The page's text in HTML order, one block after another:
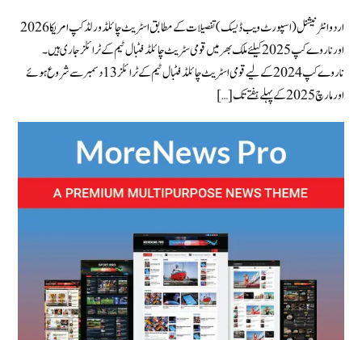
اردو انٹرنیشنل (اسپورٹ ویب ڈیسک) تفصیلات کے مطابق اسٹریٹ چائلڈ ورلڈ کپ امریکا 2026
اور ناروے کپ 2025 کیلئے ملک بھر میں قومی سٹریٹ چائلڈ فٹبال ٹیم کے ٹرائلز جاری ہیں ۔
ناروے کپ 2024 کے لیےقومی اسٹریٹ چائلڈ فٹبال ٹیم کے ٹرائلز 13 دسمبر سے شروع ہوئے
اور مارچ 2025 کے پہلے ہفتے تک […]